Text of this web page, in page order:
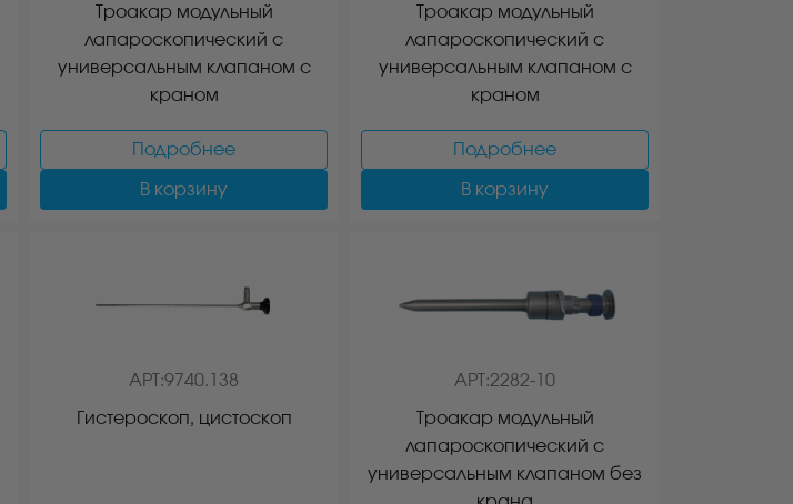
Троакар модульный
лапароскопический с
универсальным клапаном с
краном
Подробнее
В корзину
Троакар модульный
лапароскопический с
универсальным клапаном с
краном
Подробнее
В корзину
АРТ:9740.138
Гистероскоп, цистоскоп
АРТ:2282-10
Троакар модульный
лапароскопический с
универсальным клапаном без